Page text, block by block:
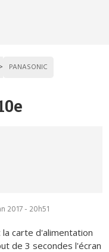
PANASONIC
2017 - 20h51
carte d'alimentation
de 3 secondes l'écran